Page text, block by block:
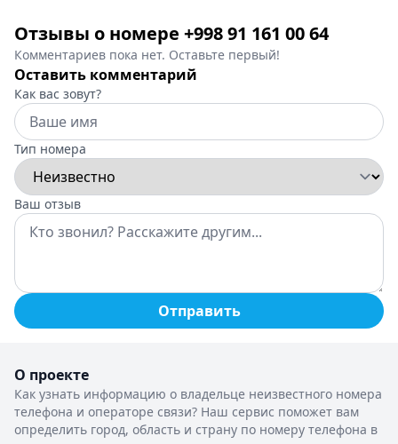
Отзывы о номере +998 91 161 00 64
Комментариев пока нет. Оставьте первый!
Оставить комментарий
Как вас зовут?
Тип номера
Ваш отзыв
Отправить
О проекте
Как узнать информацию о владельце неизвестного номера
телефона и операторе связи? Наш сервис поможет вам
определить город, область и страну по номеру телефона в